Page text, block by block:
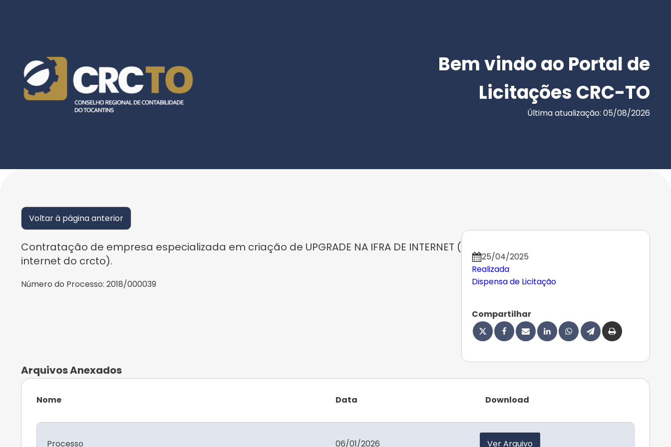
Bem vindo ao Portal de
Licitações CRC-TO
Última atualização: 05/08/2026
Voltar à página anterior
Contratação de empresa especializada em criação de UPGRADE NA IFRA DE INTERNET (
internet do crcto).
Número do Processo: 2018/000039
25/04/2025
Realizada
Dispensa de Licitação
Compartilhar
Arquivos Anexados
Nome Data Download
Processo 06/01/2026 Ver Arquivo